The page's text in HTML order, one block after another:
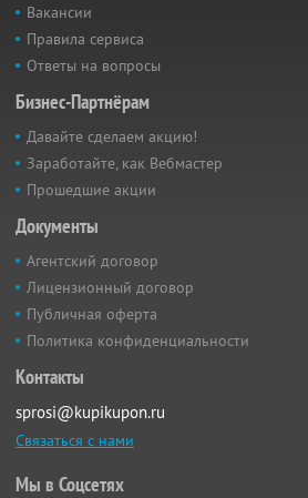
Вакансии
Правила сервиса
Ответы на вопросы
Бизнес-Партнёрам
Давайте сделаем акцию!
Заработайте, как Вебмастер
Прошедшие акции
Документы
Агентский договор
Лицензионный договор
Публичная оферта
Политика конфиденциальности
Контакты
sprosi@kupikupon.ru
Связаться с нами
Мы в Соцсетях